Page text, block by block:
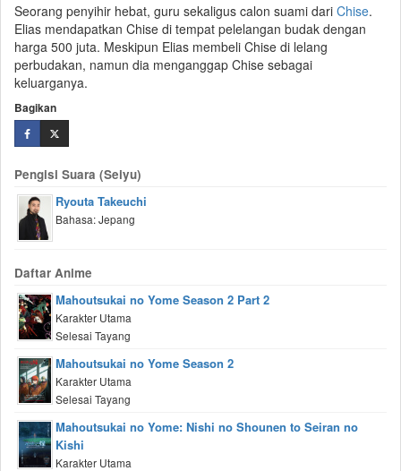
Seorang penyihir hebat, guru sekaligus calon suami dari Chise.
Elias mendapatkan Chise di tempat pelelangan budak dengan
harga 500 juta. Meskipun Elias membeli Chise di lelang
perbudakan, namun dia menganggap Chise sebagai
keluarganya.
Bagikan
Pengisi Suara (Seiyu)
Ryouta Takeuchi
Bahasa: Jepang
Daftar Anime
Mahoutsukai no Yome Season 2 Part 2
Karakter Utama
Selesai Tayang
Mahoutsukai no Yome Season 2
Karakter Utama
Selesai Tayang
Mahoutsukai no Yome: Nishi no Shounen to Seiran no
Kishi
Karakter Utama